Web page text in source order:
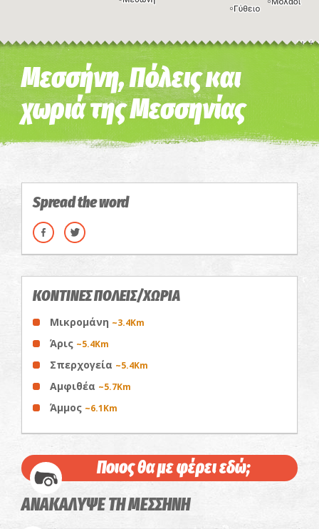
Η εικόνα ενδέχεται να υπόκειται σε πνευματικά δικαιώματα Όροι
Μεσσήνη, Πόλεις και
χωριά της Μεσσηνίας
Spread the word
ΚΟΝΤΙΝΕΣ ΠΟΛΕΙΣ/ΧΩΡΙΑ
Μικρομάνη ~3.4Km
Άρις ~5.4Km
Σπερχογεία ~5.4Km
Αμφιθέα ~5.7Km
Άμμος ~6.1Km
Ποιος θα με φέρει εδώ;
ΑΝΑΚΑΛΥΨΕ ΤΗ ΜΕΣΣΗΝΗ